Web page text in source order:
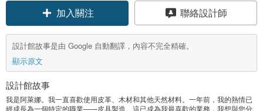
加入關注 聯絡設計師
設計館故事是由 Google 自動翻譯，內容不完全精確。
顯示原文
設計館故事
我是阿萊娜。我一直喜歡使用皮革、木材和其他天然材料。一年前，我的熱情已
經成長為一個特定的職業——皮具製造。這已成為我最喜歡的業務，我想與您分